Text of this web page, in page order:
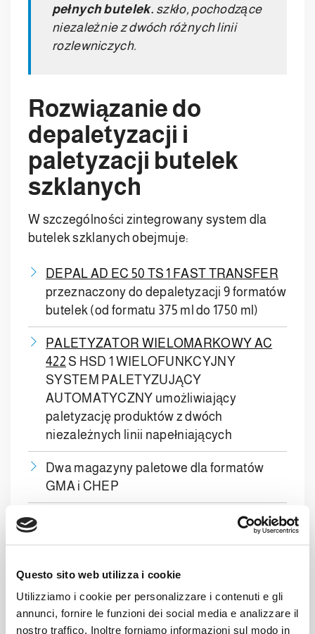
Questo sito web utilizza i cookie
Utilizziamo i cookie per personalizzare i contenuti e gli
annunci, fornire le funzioni dei social media e analizzare il
nostro traffico. Inoltre forniamo informazioni sul modo in
pełnych butelek. szkło, pochodzące
niezależnie z dwóch różnych linii
rozlewniczych.
Rozwiązanie do
depaletyzacji i
paletyzacji butelek
szklanych
W szczególności zintegrowany system dla
butelek szklanych obejmuje:
DEPAL AD EC 50 TS 1 FAST TRANSFER
przeznaczony do depaletyzacji 9 formatów
butelek (od formatu 375 ml do 1750 ml)
PALETYZATOR WIELOMARKOWY AC
422 S HSD 1 WIELOFUNKCYJNY
SYSTEM PALETYZUJĄCY
AUTOMATYCZNY umożliwiający
paletyzację produktów z dwóch
niezależnych linii napełniających
Dwa magazyny paletowe dla formatów
GMA i CHEP
System automatycznego pozycjonowania
MASZYNA NAWIJAJĄCA model
<a href="https://www.clevertech-
group.com/it/prodotti/sistema-di-